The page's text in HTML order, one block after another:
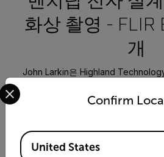
화상 촬영 - FLIR
개
John Larkin은 Highland
화상 촬영을 사용하여 더 쉽고 효율적
NOW PLAYING
Confirm
Select your preferred country and
Available Locations
United States